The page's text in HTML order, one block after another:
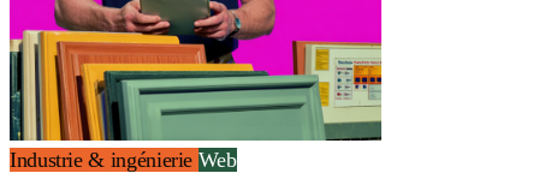
Industrie & ingénierie Web